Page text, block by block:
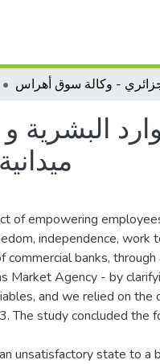
of empowering
independence, work
banks,
Market Agency - by
and we relied on the
The study concluded the
unsatisfactory state to a